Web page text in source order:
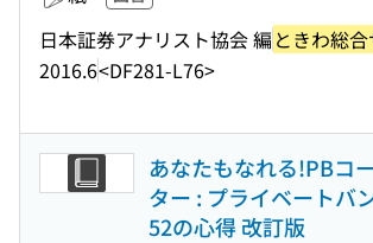
日本証券アナリスト協会 編 ときわ総
2016.6<DF281-L76>
あなたもなれる!PBコ
ター : プライベートバ
52の心得 改訂版